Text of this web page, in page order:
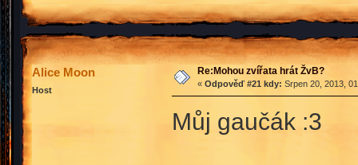
Alice Moon
Host
Re:Mohou zvířata hrát ŽvB?
« Odpověď #21 kdy: Srpen 20, 2013,
Můj gaučák :3